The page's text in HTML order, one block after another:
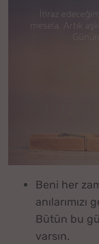
Beni her
Bütün bu
varsın.